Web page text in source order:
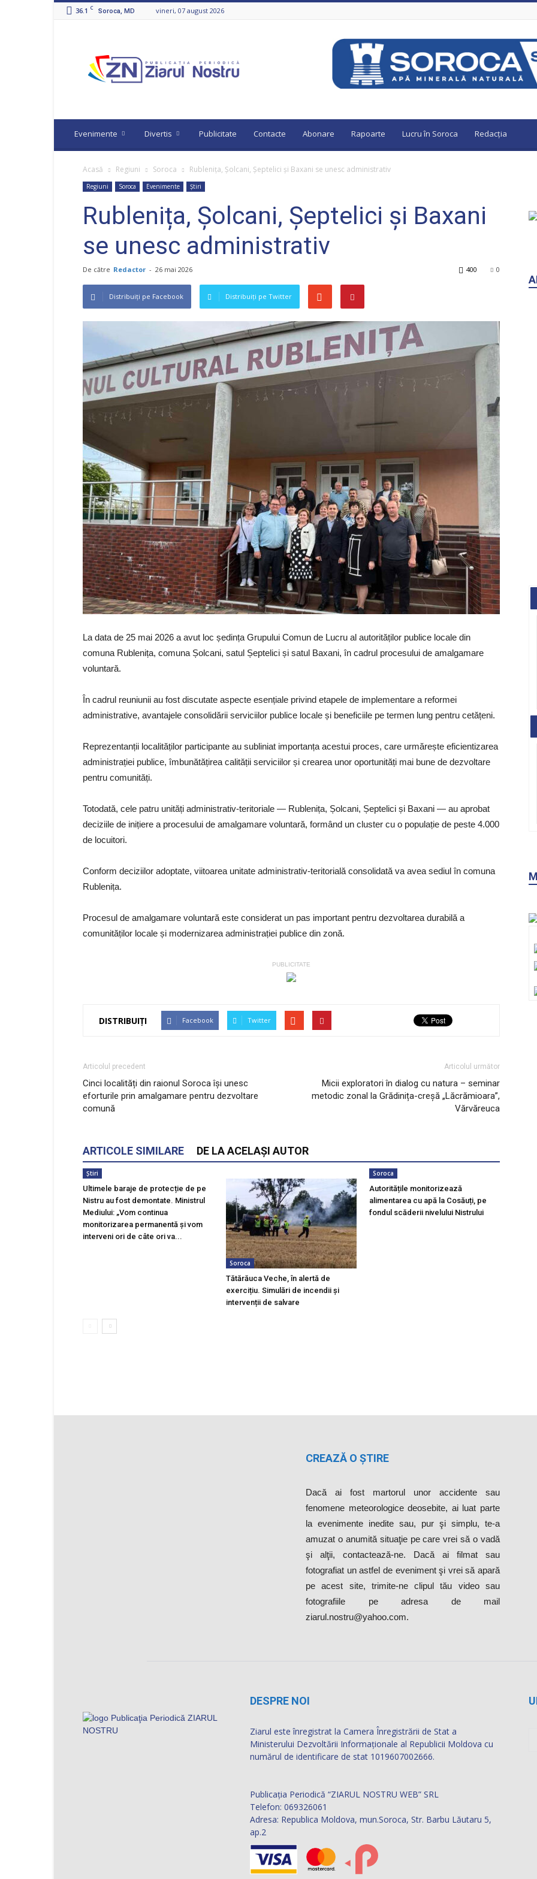
36.1 C Soroca, MD vineri, 07 august 2026
Nostru
Evenimente Divertis Publicitate Contacte Abonare Rapoarte Lucru în Soroca Redacția
Acasă Regiuni Soroca Rublenița, Șolcani, Șeptelici și Baxani se unesc administrativ
Regiuni Soroca Evenimente Știri
Rublenița, Șolcani, Șeptelici și Baxani
se unesc administrativ
De către Redactor - 26 mai 2026 0
400
Distribuiți pe Facebook Distribuiți pe Twitter
La data de 25 mai 2026 a avut loc ședința Grupului Comun de Lucru al autorităților publice locale din
comuna Rublenița, comuna Șolcani, satul Șeptelici și satul Baxani, în cadrul procesului de amalgamare
voluntară.
În cadrul reuniunii au fost discutate aspecte esențiale privind etapele de implementare a reformei
administrative, avantajele consolidării serviciilor publice locale și beneficiile pe termen lung pentru cetățeni.
Reprezentanții localităților participante au subliniat importanța acestui proces, care urmărește eficientizarea
administrației publice, îmbunătățirea calității serviciilor și crearea unor oportunități mai bune de dezvoltare
pentru comunități.
Totodată, cele patru unități administrativ-teritoriale — Rublenița, Șolcani, Șeptelici și Baxani — au aprobat
deciziile de inițiere a procesului de amalgamare voluntară, formând un cluster cu o populație de peste 4.000
de locuitori.
Conform deciziilor adoptate, viitoarea unitate administrativ-teritorială consolidată va avea sediul în comuna
Rublenița.
Procesul de amalgamare voluntară este considerat un pas important pentru dezvoltarea durabilă a
comunităților locale și modernizarea administrației publice din zonă.
PUBLICITATE
DISTRIBUIȚI Facebook Twitter
Articolul precedent
Cinci localități din raionul Soroca își unesc
eforturile prin amalgamare pentru dezvoltare
comună
Articolul următor
Micii exploratori în dialog cu natura – seminar
metodic zonal la Grădinița-creșă „Lăcrămioara”,
Vărvăreuca
ARTICOLE SIMILARE DE LA ACELAȘI AUTOR
Știri
Ultimele baraje de protecție de pe
Nistru au fost demontate. Ministrul
Mediului: „Vom continua
monitorizarea permanentă și vom
interveni ori de câte ori va...
Soroca
Tătărăuca Veche, în alertă de
exercițiu. Simulări de incendii și
intervenții de salvare
Soroca
Autoritățile monitorizează
alimentarea cu apă la Cosăuți, pe
fondul scăderii nivelului Nistrului
CREAZĂ O ȘTIRE
Dacă ai fost martorul unor accidente sau
fenomene meteorologice deosebite, ai luat parte
la evenimente inedite sau, pur şi simplu, te-a
amuzat o anumită situaţie pe care vrei să o vadă
şi alţii, contactează-ne. Dacă ai filmat sau
fotografiat un astfel de eveniment şi vrei să apară
pe acest site, trimite-ne clipul tău video sau
fotografiile pe adresa de mail
ziarul.nostru@yahoo.com.
DESPRE NOI
Ziarul este înregistrat la Camera Înregistrării de Stat a
Ministerului Dezvoltării Informaţionale al Republicii Moldova cu
numărul de identificare de stat 1019607002666.
Publicația Periodică “ZIARUL NOSTRU WEB” SRL
Telefon: 069326061
Adresa: Republica Moldova, mun.Soroca, Str. Barbu Lăutaru 5,
ap.2